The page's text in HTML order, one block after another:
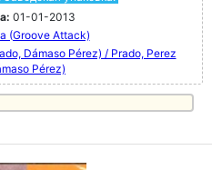
01-01-2013
(Groove Attack)
Dámaso Pérez) / Prado, Perez
Pérez)